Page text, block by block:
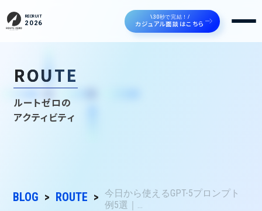
RECRUIT
2026
\30秒で完結！/
カジュアル面談はこちら
ROUTE
ルートゼロの
アクティビティ
BLOG ROUTE
今日から使えるGPT-5プロンプト
例5選｜...